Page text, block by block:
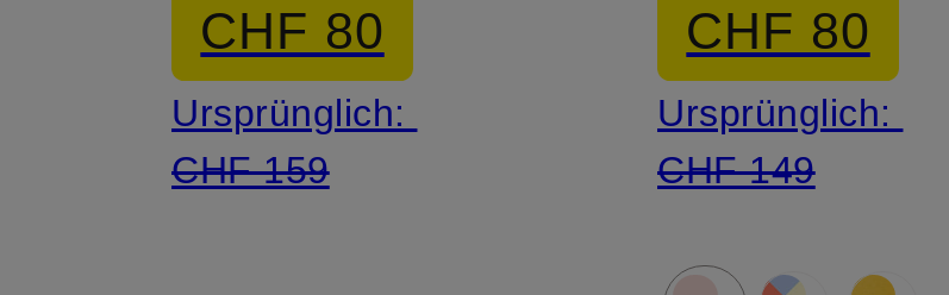
CHF 80
Ursprünglich:
CHF 159
CHF 80
Ursprünglich:
CHF 149